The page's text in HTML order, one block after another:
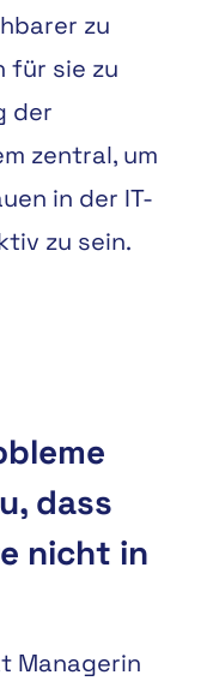
zu
für sie zu
der
zentral, um
in der IT-
zu sein.
dass
nicht in
Managerin